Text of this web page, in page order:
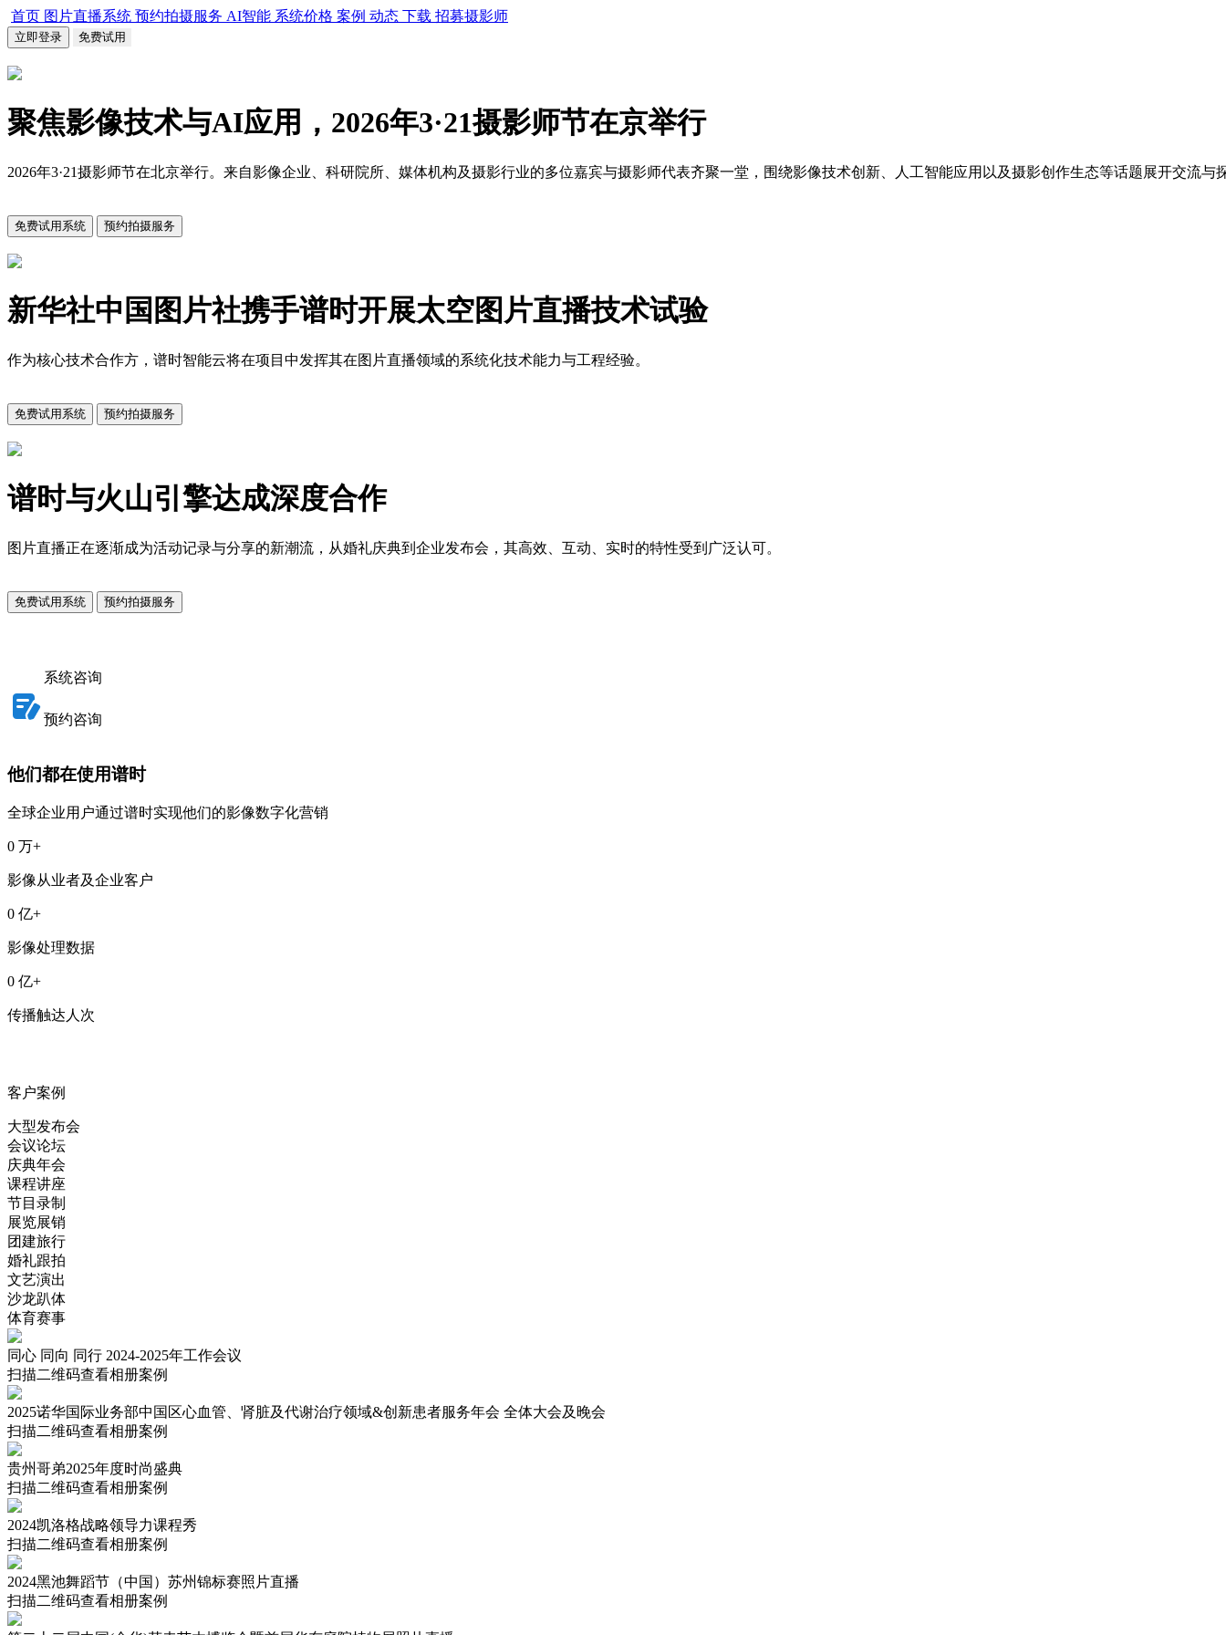
首页 图片直播系统 预约拍摄服务 AI智能 系统价格 案例 动态 下载 招募摄影师
立即登录 免费试用
聚焦影像技术与AI应用，2026年3·21摄影师节在京举行
2026年3·21摄影师节在北京举行。来自影像企业、科研院所、媒体机构及摄影行业的多位嘉宾与摄影师代表齐聚一堂，围绕影像技术创新、人工智能应用以及摄影创作生态等话题展开交流与
免费试用系统 预约拍摄服务
新华社中国图片社携手谱时开展太空图片直播技术试验
作为核心技术合作方，谱时智能云将在项目中发挥其在图片直播领域的系统化技术能力与工程经验。
免费试用系统 预约拍摄服务
谱时与火山引擎达成深度合作
图片直播正在逐渐成为活动记录与分享的新潮流，从婚礼庆典到企业发布会，其高效、互动、实时的特性受到广泛认可。
免费试用系统 预约拍摄服务
系统咨询
预约咨询
他们都在使用谱时
全球企业用户通过谱时实现他们的影像数字化营销
0 万+
影像从业者及企业客户
0 亿+
影像处理数据
0 亿+
传播触达人次
客户案例
大型发布会
会议论坛
庆典年会
课程讲座
节目录制
展览展销
团建旅行
婚礼跟拍
文艺演出
沙龙趴体
体育赛事
同心 同向 同行 2024-2025年工作会议
扫描二维码查看相册案例
2025诺华国际业务部中国区心血管、肾脏及代谢治疗领域&创新患者服务年会 全体大会及晚会
扫描二维码查看相册案例
贵州哥弟2025年度时尚盛典
扫描二维码查看相册案例
2024凯洛格战略领导力课程秀
扫描二维码查看相册案例
2024黑池舞蹈节（中国）苏州锦标赛照片直播
扫描二维码查看相册案例